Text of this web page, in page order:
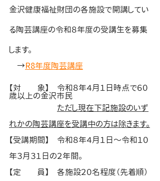
金沢健康福祉財団の各施設で開講してい
る陶芸講座の令和８年度の受講生を募集
します。
→R8年度陶芸講座
【対　　象】　令和８年４月１日時点で６０
歳以上の金沢市民
ただし現在下記施設のいず
れかの陶芸講座を受講中の方は除きます。
【受講期間】　令和８年４月１日～令和１０
年３月３１日の２年間。
【定　　員】　各施設２０名程度（先着順）